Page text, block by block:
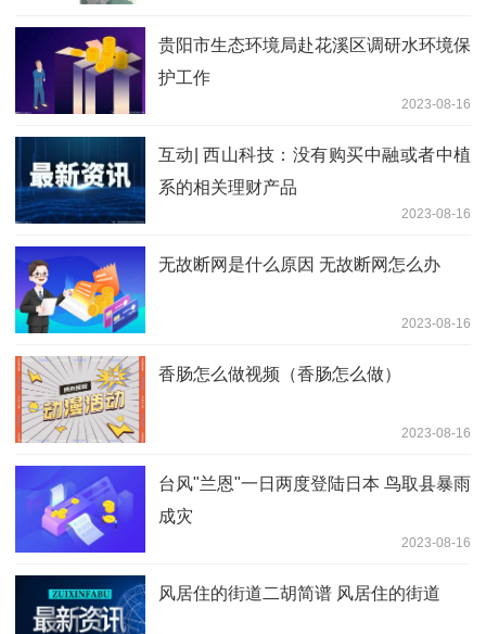
贵阳市生态环境局赴花溪区调研水环境保
护工作
2023-08-16
互动| 西山科技：没有购买中融或者中植
系的相关理财产品
2023-08-16
无故断网是什么原因 无故断网怎么办
2023-08-16
香肠怎么做视频（香肠怎么做）
2023-08-16
台风"兰恩"一日两度登陆日本 鸟取县暴雨
成灾
2023-08-16
风居住的街道二胡简谱 风居住的街道